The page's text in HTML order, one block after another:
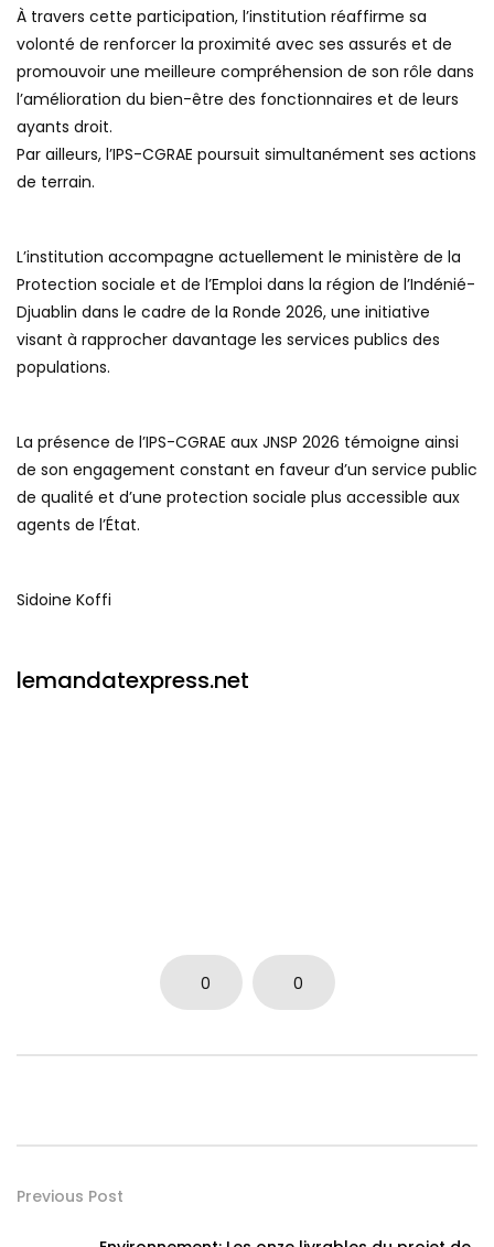
À travers cette participation, l’institution réaffirme sa
volonté de renforcer la proximité avec ses assurés et de
promouvoir une meilleure compréhension de son rôle dans
l’amélioration du bien-être des fonctionnaires et de leurs
ayants droit.
Par ailleurs, l’IPS-CGRAE poursuit simultanément ses actions
de terrain.
L’institution accompagne actuellement le ministère de la
Protection sociale et de l’Emploi dans la région de l’Indénié-
Djuablin dans le cadre de la Ronde 2026, une initiative
visant à rapprocher davantage les services publics des
populations.
La présence de l’IPS-CGRAE aux JNSP 2026 témoigne ainsi
de son engagement constant en faveur d’un service public
de qualité et d’une protection sociale plus accessible aux
agents de l’État.
Sidoine Koffi
lemandatexpress.net
0 0
Previous Post